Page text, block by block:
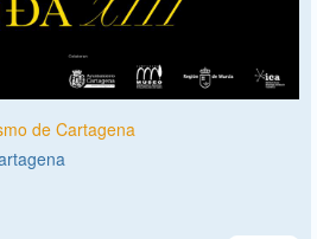
de Cartagena